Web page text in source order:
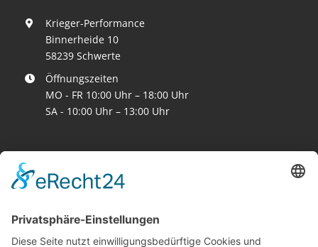
Krieger-Performance
Binnerheide 10
58239 Schwerte
Öffnungszeiten
MO - FR 10:00 Uhr – 18:00 Uhr
SA - 10:00 Uhr – 13:00 Uhr